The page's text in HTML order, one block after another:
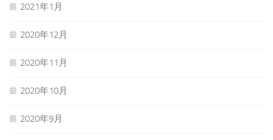
2021年1月
2020年12月
2020年11月
2020年10月
2020年9月